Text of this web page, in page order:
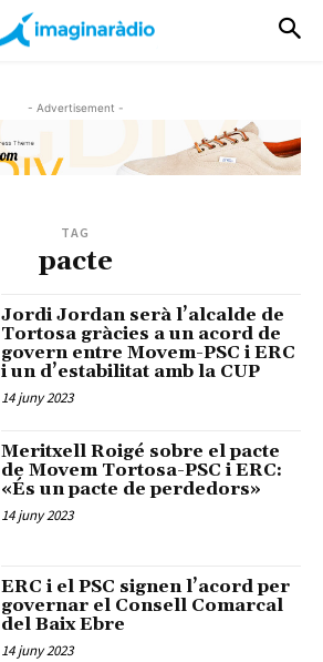
- Advertisement -
TAG
pacte
Jordi Jordan serà l’alcalde de
Tortosa gràcies a un acord de
govern entre Movem-PSC i ERC
i un d’estabilitat amb la CUP
14 juny 2023
Meritxell Roigé sobre el pacte
de Movem Tortosa-PSC i ERC:
«És un pacte de perdedors»
14 juny 2023
ERC i el PSC signen l’acord per
governar el Consell Comarcal
del Baix Ebre
14 juny 2023